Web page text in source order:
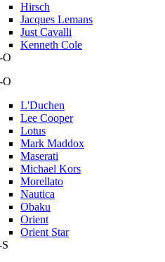
Hirsch
Jacques Lemans
Just Cavalli
Kenneth Cole
O
O
L'Duchen
Lee Cooper
Lotus
Mark Maddox
Maserati
Michael Kors
Morellato
Nautica
Obaku
Orient
Orient Star